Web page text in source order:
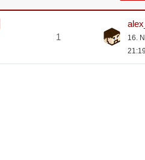
1
16.
21:19